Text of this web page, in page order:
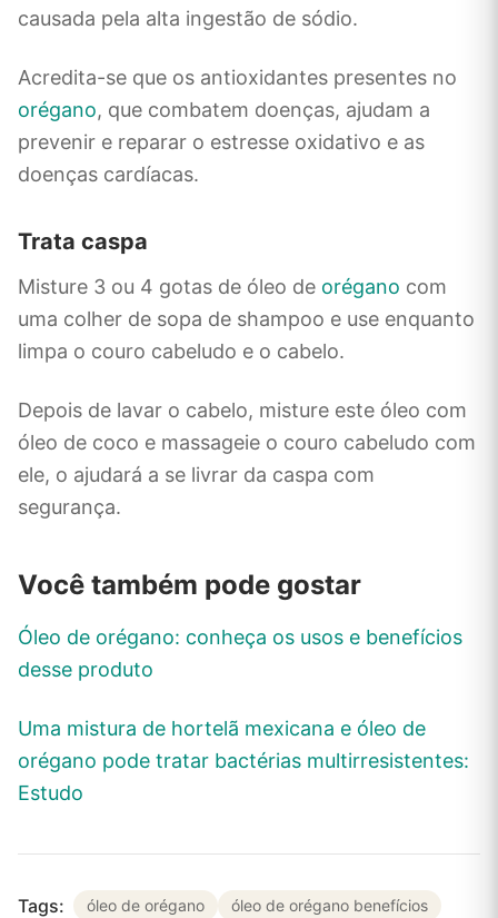
causada pela alta ingestão de sódio.
Acredita-se que os antioxidantes presentes no
orégano, que combatem doenças, ajudam a
prevenir e reparar o estresse oxidativo e as
doenças cardíacas.
Trata caspa
Misture 3 ou 4 gotas de óleo de orégano com
uma colher de sopa de shampoo e use enquanto
limpa o couro cabeludo e o cabelo.
Depois de lavar o cabelo, misture este óleo com
óleo de coco e massageie o couro cabeludo com
ele, o ajudará a se livrar da caspa com
segurança.
Você também pode gostar
Óleo de orégano: conheça os usos e benefícios
desse produto
Uma mistura de hortelã mexicana e óleo de
orégano pode tratar bactérias multirresistentes:
Estudo
Tags: óleo de orégano
óleo de orégano benefícios